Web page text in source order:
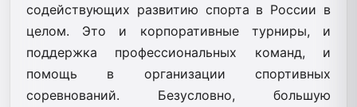
содействующих развитию спорта в России в
целом. Это и корпоративные турниры, и
поддержка профессиональных команд, и
помощь в организации спортивных
соревнований. Безусловно, большую